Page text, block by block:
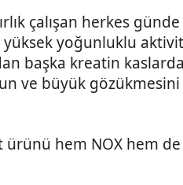
çalışan herkes
yüksek yoğunluklu
başka kreatin
ve büyük
hem NOX hem